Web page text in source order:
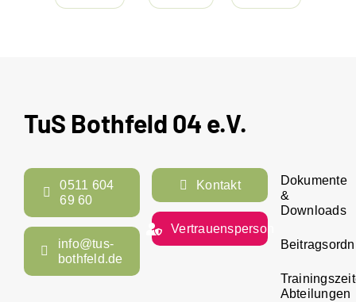
TuS Bothfeld 04 e.V.
0511 604
69 60
info@tus-
bothfeld.de
Kontakt
Vertrauensperson
Dokumente
&
Downloads
Abteilungen